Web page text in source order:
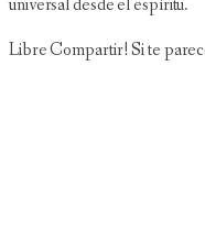
universal desde el espíritu.
Libre Compartir! Si te